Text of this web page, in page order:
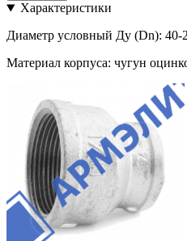
Характеристики
Диаметр условный Ду (Dn): 40-
Материал корпуса: чугун